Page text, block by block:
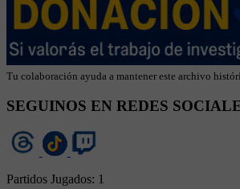
Tu colaboración ayuda a mantener este archivo
SEGUINOS EN REDES
Partidos Jugados: 1